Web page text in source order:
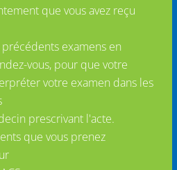
que vous avez reçu
examens en
vous, pour que votre
votre examen dans les
prescrivant l'acte.
que vous prenez